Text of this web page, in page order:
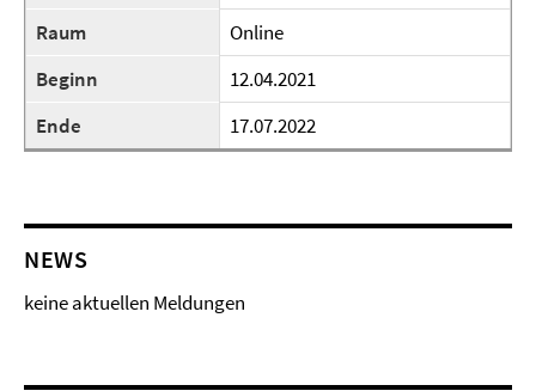
Raum
Online
Beginn
12.04.2021
Ende
17.07.2022
NEWS
keine aktuellen Meldungen